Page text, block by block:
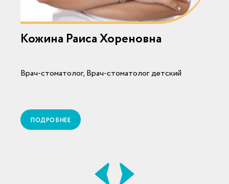
Кожина Раиса Хореновна
Врач-стоматолог, Врач-стоматолог детский
ПОДРОБНЕЕ